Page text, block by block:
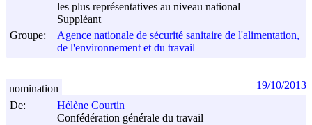
les plus représentatives au niveau national
Suppléant
Groupe:
Agence nationale de sécurité sanitaire de l'alimentation,
de l'environnement et du travail
De:
Hélène Courtin
Confédération générale du travail
nomination 19/10/2013